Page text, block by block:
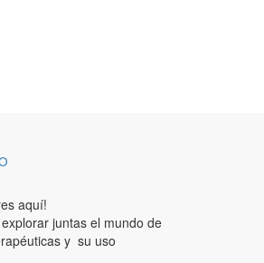
aquí!
juntas el mundo de
y su uso